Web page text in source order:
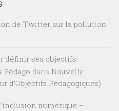
de Twitter sur la pollution
définir ses objectifs
Pédago dans Nouvelle
d’Objectifs Pédagogiques)
numérique –